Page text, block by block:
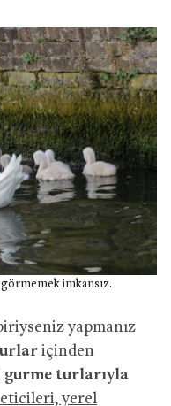
imkansız.
yapmanız
içinden
gurme turlarıyla
yerel